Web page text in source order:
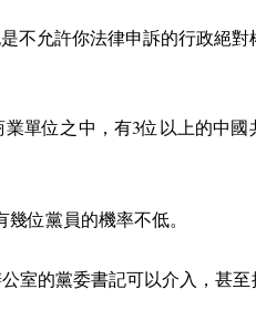
不允許你法律申訴的行政絕對
業單位之中，有3位以上的中國
位黨員的機率不低。
室的黨委書記可以介入，甚